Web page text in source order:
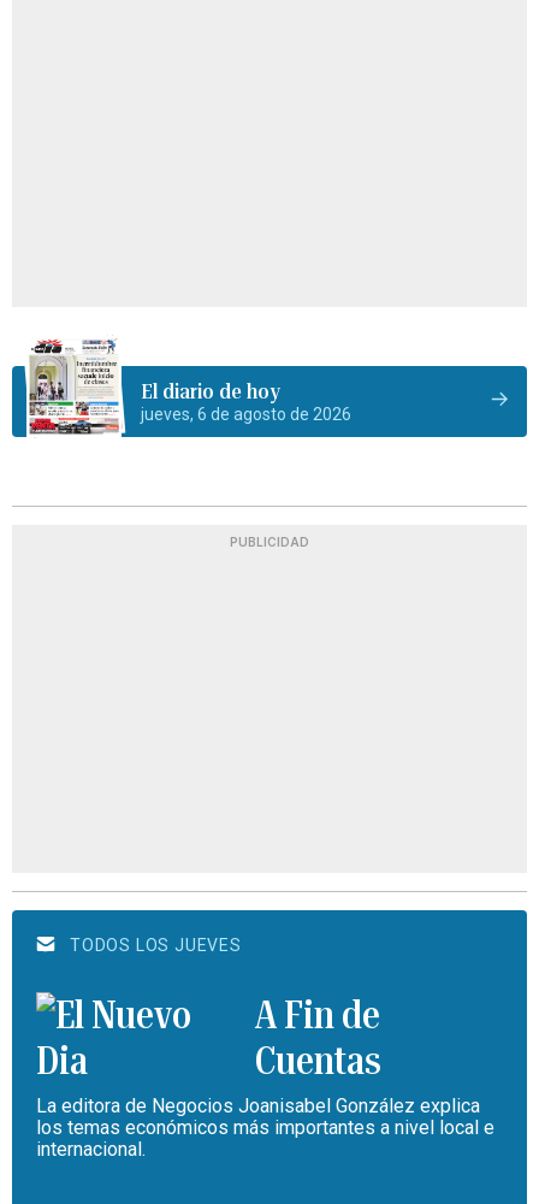
El diario de hoy
jueves, 6 de agosto de 2026
PUBLICIDAD
TODOS LOS JUEVES
A Fin de
Cuentas
La editora de Negocios Joanisabel González explica
los temas económicos más importantes a nivel local e
internacional.